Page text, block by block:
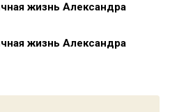
жизнь Александра
жизнь Александра